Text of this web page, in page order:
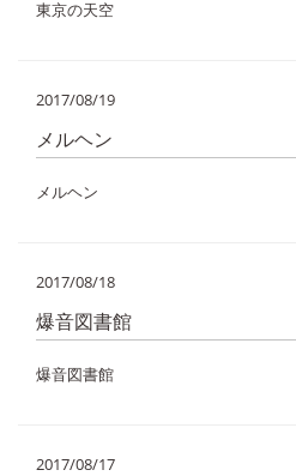
東京の天空
2017/08/19
メルヘン
メルヘン
2017/08/18
爆音図書館
爆音図書館
2017/08/17